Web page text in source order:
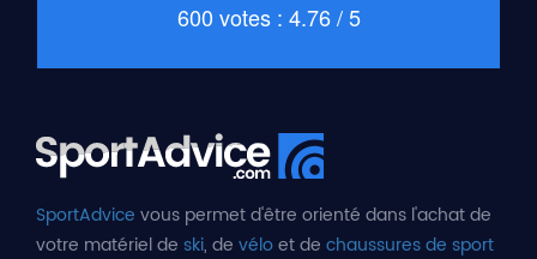
600 votes : 4.76 / 5
SportAdvice vous permet d'être orienté dans l'achat de
votre matériel de ski, de véloet de chaussures de sport